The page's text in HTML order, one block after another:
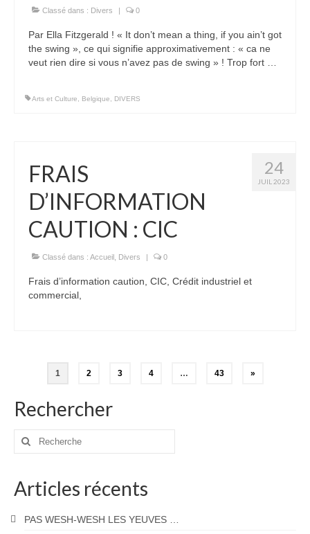
Classé dans : Divers | 0
Par Ella Fitzgerald ! « It don’t mean a thing, if you ain’t got
the swing », ce qui signifie approximativement : « ca ne
veut rien dire si vous n’avez pas de swing » ! Trop fort …
Arts et Culture Belgique DIVERS
24
JUIL 2023
FRAIS
D’INFORMATION
CAUTION : CIC
Classé dans : Accueil Divers | 0
Frais d’information caution, CIC, Crédit industriel et
commercial,
Pagination
des
publications
1 2 3 4 … 43 »
Rechercher
Rechercher
Articles récents
PAS WESH-WESH LES YEUVES …